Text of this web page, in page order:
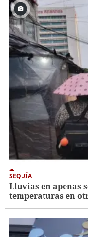
SEQUÍA
Lluvias en apenas
temperaturas en